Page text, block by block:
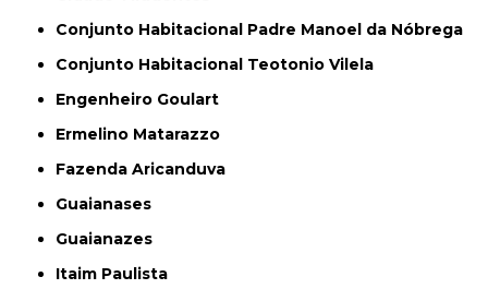
Conjunto Habitacional Padre Manoel da Nóbrega
Conjunto Habitacional Teotonio Vilela
Engenheiro Goulart
Ermelino Matarazzo
Fazenda Aricanduva
Guaianases
Guaianazes
Itaim Paulista